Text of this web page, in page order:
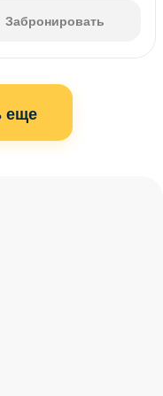
Забронировать
еще